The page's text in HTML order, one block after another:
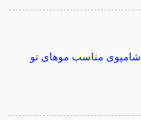
شامپوی مناسب موهای تو